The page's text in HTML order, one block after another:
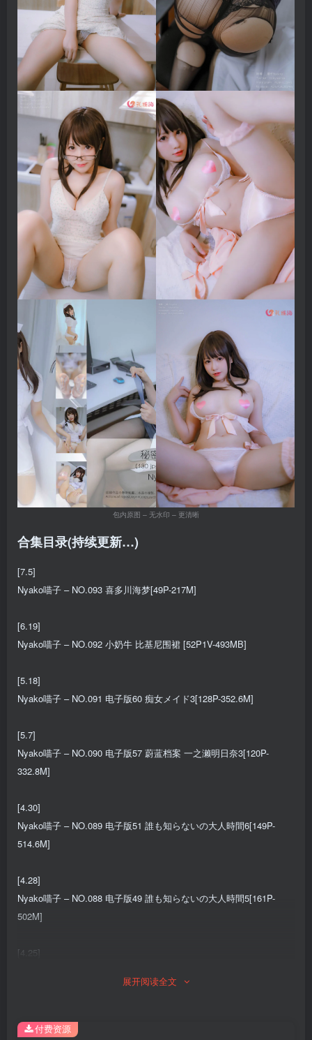
包内原图 – 无水印 – 更清晰
合集目录(持续更新…)
[7.5]
Nyako喵子 – NO.093 喜多川海梦[49P-217M]
[6.19]
Nyako喵子 – NO.092 小奶牛 比基尼围裙 [52P1V-493MB]
[5.18]
Nyako喵子 – NO.091 电子版60 痴女メイド3[128P-352.6M]
[5.7]
Nyako喵子 – NO.090 电子版57 蔚蓝档案 一之濑明日奈3[120P-
332.8M]
[4.30]
Nyako喵子 – NO.089 电子版51 誰も知らないの大人時間6[149P-
514.6M]
[4.28]
Nyako喵子 – NO.088 电子版49 誰も知らないの大人時間5[161P-
502M]
[4.25]
Nyako喵子 – NO.086 自拍32[56P-99.8M]
展开阅读全文
付费资源